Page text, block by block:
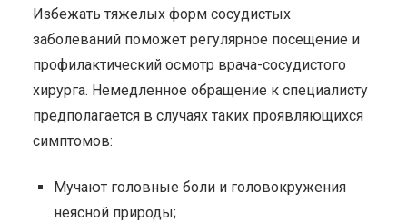
Избежать тяжелых форм сосудистых
заболеваний поможет регулярное посещение и
профилактический осмотр врача-сосудистого
хирурга. Немедленное обращение к специалисту
предполагается в случаях таких проявляющихся
симптомов:
Мучают головные боли и головокружения
неясной природы;